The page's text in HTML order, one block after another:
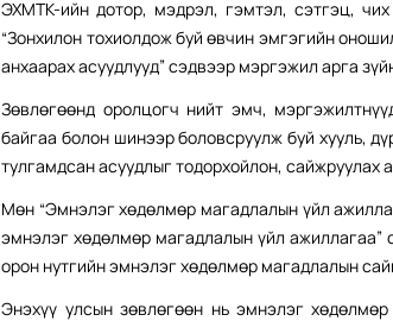
ЭХМТК-ийн дотор, мэдрэл, гэмтэл, сэтгэц,
“Зонхилон тохиолдож буй өвчин эмгэгийн
анхаарах асуудлууд” сэдвээр мэргэжил арга
Зөвлөгөөнд оролцогч нийт эмч,
байгаа болон шинээр боловсруулж буй хууль,
тулгамдсан асуудлыг тодорхойлон,
Мөн “Эмнэлэг хөдөлмөр магадлалын үйл
эмнэлэг хөдөлмөр магадлалын үйл
орон нутгийн эмнэлэг хөдөлмөр магадлалын
Энэхүү улсын зөвлөгөөн нь эмнэлэг